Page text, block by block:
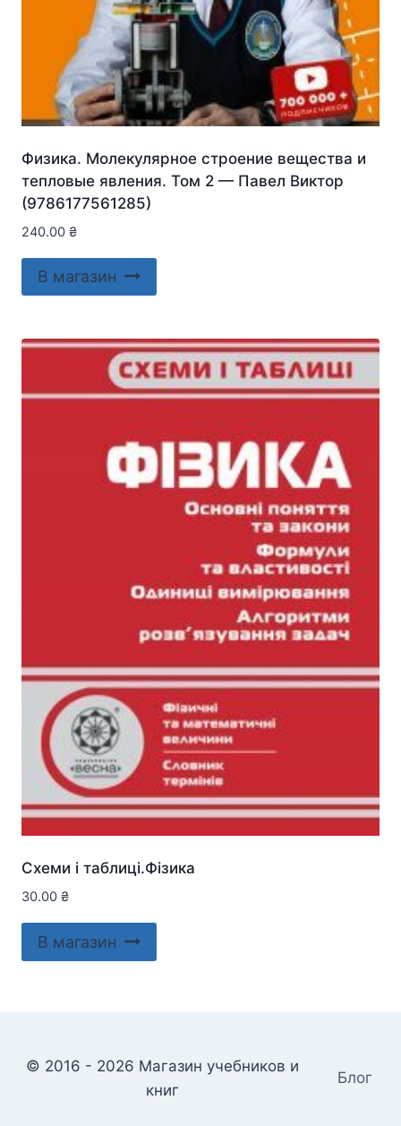
Физика. Молекулярное строение вещества и
тепловые явления. Том 2 — Павел Виктор
(9786177561285)
240.00 ₴
В магазин
Схеми і таблиці.Фізика
30.00 ₴
В магазин
© 2016 - 2026 Магазин учебников и
книг
Блог